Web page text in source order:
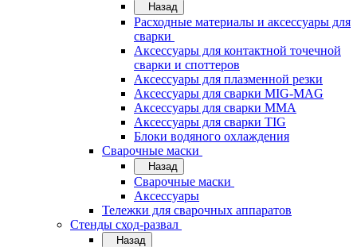
Назад
Расходные материалы и аксессуары для
сварки
Аксессуары для контактной точечной
сварки и споттеров
Аксессуары для плазменной резки
Аксессуары для сварки MIG-MAG
Аксессуары для сварки MMA
Аксессуары для сварки TIG
Блоки водяного охлаждения
Сварочные маски
Назад
Сварочные маски
Аксессуары
Тележки для сварочных аппаратов
Стенды сход-развал
Назад